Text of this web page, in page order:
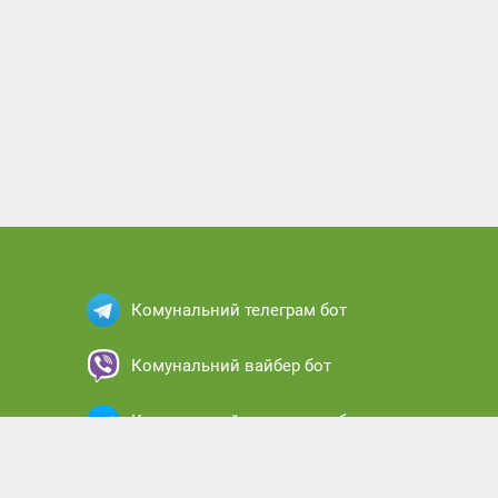
Комунальний телеграм бот
Комунальний вайбер бот
Комунальний месенджер бот